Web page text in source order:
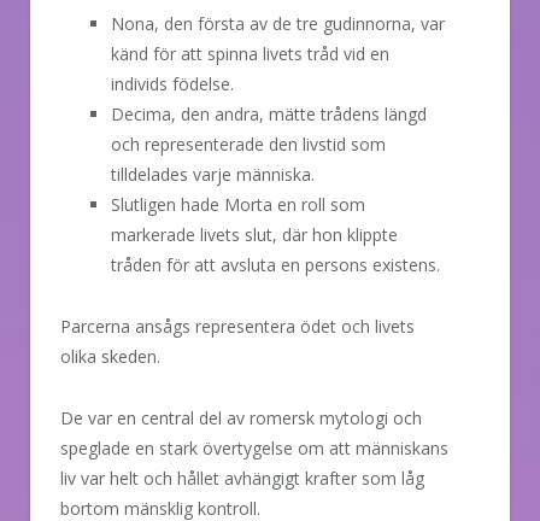
Nona, den första av de tre gudinnorna, var
känd för att spinna livets tråd vid en
individs födelse.
Decima, den andra, mätte trådens längd
och representerade den livstid som
tilldelades varje människa.
Slutligen hade Morta en roll som
markerade livets slut, där hon klippte
tråden för att avsluta en persons existens.
Parcerna ansågs representera ödet och livets
olika skeden.
De var en central del av romersk mytologi och
speglade en stark övertygelse om att människans
liv var helt och hållet avhängigt krafter som låg
bortom mänsklig kontroll.